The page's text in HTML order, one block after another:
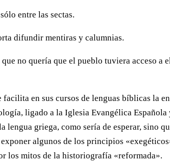
entre las sectas.
difundir mentiras y calumnias.
no quería que el pueblo tuviera acceso a
en sus cursos de lenguas bíblicas la
ligado a la Iglesia Evangélica Española
lengua griega, como sería de esperar, sino
algunos de los principios
los mitos de la historiografía «reformada».